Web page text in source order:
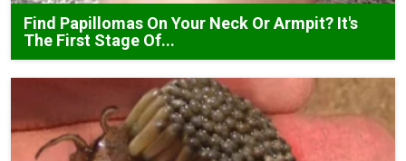
Find Papillomas On Your Neck Or Armpit? It's
The First Stage Of...